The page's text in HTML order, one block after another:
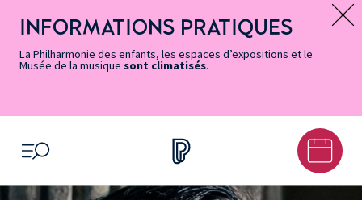
page
Accessibilité
accès
rapides
principal
contenu
principal
page
Message d’information
INFORMATIONS PRATIQUES
La Philharmonie des enfants, les espaces d’expositions et le
Musée de la musique sont climatisés.
OUVRIR LE MENU